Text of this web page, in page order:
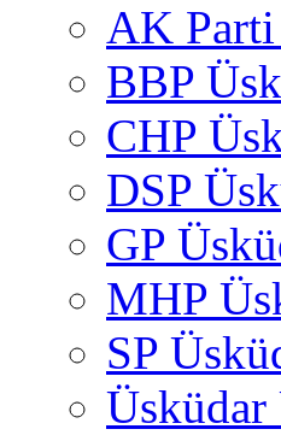
AK
BBP
CHP
DSP
GP
MHP
SP
Üsküdar